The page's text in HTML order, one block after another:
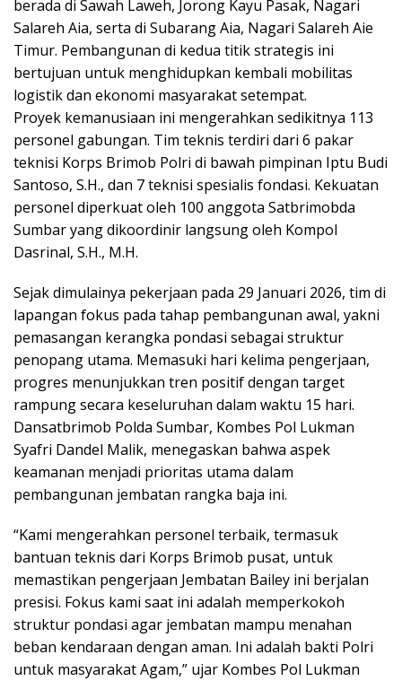
berada di Sawah Laweh, Jorong Kayu Pasak, Nagari
Salareh Aia, serta di Subarang Aia, Nagari Salareh Aie
Timur. Pembangunan di kedua titik strategis ini
bertujuan untuk menghidupkan kembali mobilitas
logistik dan ekonomi masyarakat setempat.
Proyek kemanusiaan ini mengerahkan sedikitnya 113
personel gabungan. Tim teknis terdiri dari 6 pakar
teknisi Korps Brimob Polri di bawah pimpinan Iptu Budi
Santoso, S.H., dan 7 teknisi spesialis fondasi. Kekuatan
personel diperkuat oleh 100 anggota Satbrimobda
Sumbar yang dikoordinir langsung oleh Kompol
Dasrinal, S.H., M.H.
Sejak dimulainya pekerjaan pada 29 Januari 2026, tim di
lapangan fokus pada tahap pembangunan awal, yakni
pemasangan kerangka pondasi sebagai struktur
penopang utama. Memasuki hari kelima pengerjaan,
progres menunjukkan tren positif dengan target
rampung secara keseluruhan dalam waktu 15 hari.
Dansatbrimob Polda Sumbar, Kombes Pol Lukman
Syafri Dandel Malik, menegaskan bahwa aspek
keamanan menjadi prioritas utama dalam
pembangunan jembatan rangka baja ini.
“Kami mengerahkan personel terbaik, termasuk
bantuan teknis dari Korps Brimob pusat, untuk
memastikan pengerjaan Jembatan Bailey ini berjalan
presisi. Fokus kami saat ini adalah memperkokoh
struktur pondasi agar jembatan mampu menahan
beban kendaraan dengan aman. Ini adalah bakti Polri
untuk masyarakat Agam,” ujar Kombes Pol Lukman